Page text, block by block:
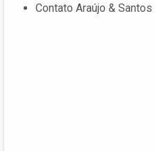
Contato Araújo & Santos